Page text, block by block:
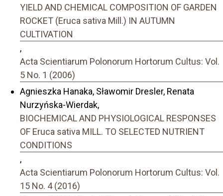
YIELD AND CHEMICAL COMPOSITION OF GARDEN
ROCKET (Eruca sativa Mill.) IN AUTUMN
CULTIVATION
,
Acta Scientiarum Polonorum Hortorum Cultus: Vol.
5 No. 1 (2006)
Agnieszka Hanaka, Sławomir Dresler, Renata
Nurzyńska-Wierdak,
BIOCHEMICAL AND PHYSIOLOGICAL RESPONSES
OF Eruca sativa MILL. TO SELECTED NUTRIENT
CONDITIONS
,
Acta Scientiarum Polonorum Hortorum Cultus: Vol.
15 No. 4 (2016)